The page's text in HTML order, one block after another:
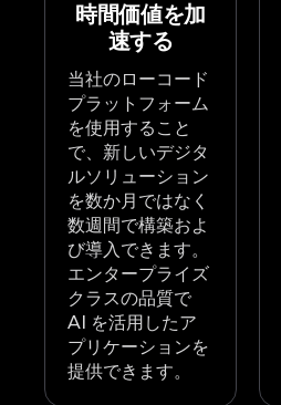
時間価値を加
速する
当社のローコード
プラットフォーム
を使用すること
で、新しいデジタ
ルソリューション
を数か月ではなく
数週間で構築およ
び導入できます。
エンタープライズ
クラスの品質で
AI を活用したア
プリケーションを
提供できます。